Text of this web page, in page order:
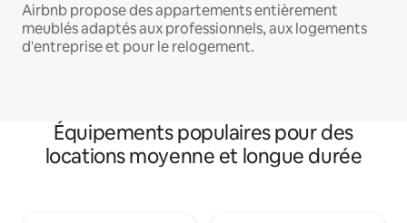
Airbnb propose des appartements entièrement
meublés adaptés aux professionnels, aux logements
d'entreprise et pour le relogement.
Équipements populaires pour des
locations moyenne et longue durée